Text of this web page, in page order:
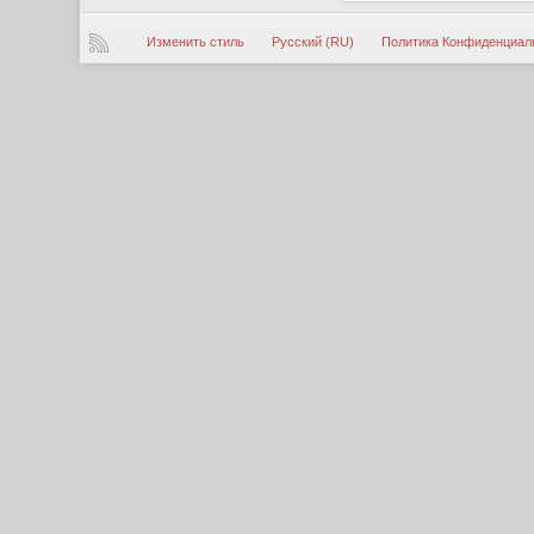
Изменить стиль Русский (RU) Политика